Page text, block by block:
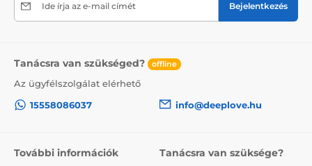
Ide írja az e-mail címét Bejelentkezés
Tanácsra van szükséged? offline
Az ügyfélszolgálat elérhető
15558086037
info@deeplove.hu
További információk Tanácsra van szüksége?